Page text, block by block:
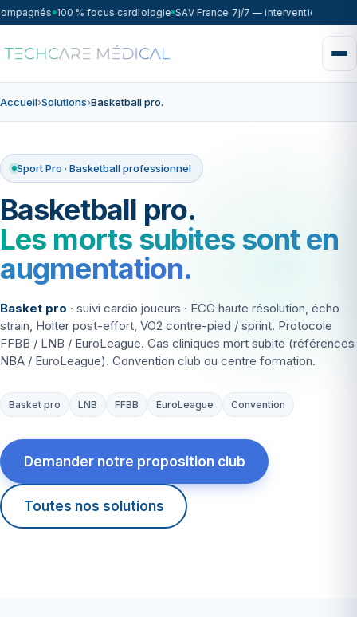
100 % focus cardiologie SAV France 7j/7 — intervention sous
Accueil›Solutions›Basketball pro.
Sport Pro · Basketball professionnel
Basketball pro.
Les morts subites sont en
aug­mentation.
Basket pro · suivi cardio joueurs · ECG haute résolution, écho
strain, Holter post-effort, VO2 contre-pied / sprint. Protocole
FFBB / LNB / EuroLeague. Cas cliniques mort subite (références
NBA / EuroLeague). Convention club ou centre formation.
Basket pro LNB FFBB EuroLeague Convention
Demander notre proposition club
Toutes nos solutions